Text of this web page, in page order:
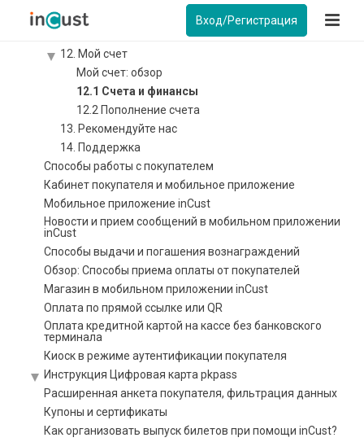
Вход/Регистрация
10. Подарочные сертификаты
11. Серии предоплаченных сертификатов
12. Мой счет
Мой счет: обзор
12.1 Счета и финансы
12.2 Пополнение счета
13. Рекомендуйте нас
14. Поддержка
Способы работы с покупателем
Кабинет покупателя и мобильное приложение
Мобильное приложение inCust
Новости и прием сообщений в мобильном приложении
inCust
Способы выдачи и погашения вознаграждений
Обзор: Способы приема оплаты от покупателей
Магазин в мобильном приложении inCust
Оплата по прямой ссылке или QR
Оплата кредитной картой на кассе без банковского
терминала
Киоск в режиме аутентификации покупателя
Инструкция Цифровая карта pkpass
Расширенная анкета покупателя, фильтрация данных
Купоны и сертификаты
Как организовать выпуск билетов при помощи inCust?